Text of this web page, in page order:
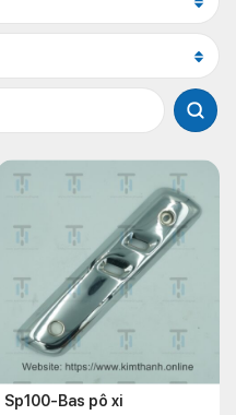
Sp100-Bas pô xi